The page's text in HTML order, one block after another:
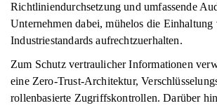
Richtliniendurchsetzung und umfassende
Unternehmen dabei, mühelos die Einhaltung
Industriestandards aufrechtzuerhalten.
Zum Schutz vertraulicher Informationen
eine Zero-Trust-Architektur,
rollenbasierte Zugriffskontrollen. Darüber